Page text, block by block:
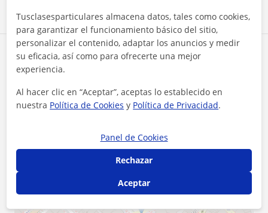
Zona de Pablo Cruz
Localidades a las que se desplaza para dar clase
Badalona
Sant Adrià de Besòs
Hospitalet de Llobregat
Esplugues de Llobregat
Tusclasesparticulares almacena datos, tales como cookies,
para garantizar el funcionamiento básico del sitio,
personalizar el contenido, adaptar los anuncios y medir
su eficacia, así como para ofrecerte una mejor
experiencia.
Al hacer clic en “Aceptar”, aceptas lo establecido en
nuestra Política de Cookies y Política de Privacidad.
Panel de Cookies
Rechazar
Aceptar